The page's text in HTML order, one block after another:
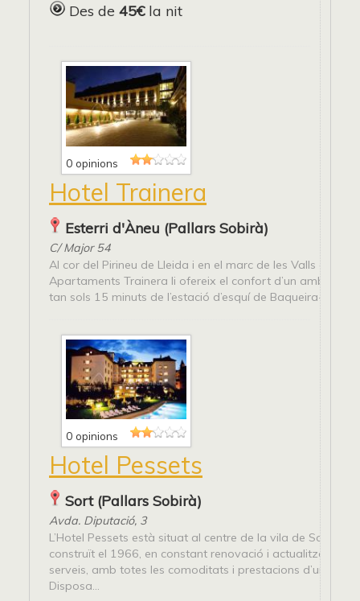
Des de 45€la nit
0 opinions
Hotel Trainera
Esterri d'Àneu (Pallars Sobirà)
C/ Major 54
Al cor del Pirineu de Lleida i en el marc de les Valls d’Àneu,
Apartaments Trainera li ofereix el confort d’un ambient
tan sols 15 minuts de l’estació d’esquí de Baqueira-Beret
0 opinions
Hotel Pessets
Sort (Pallars Sobirà)
Avda. Diputació, 3
L’Hotel Pessets està situat al centre de la vila de Sort, en
construït el 1966, en constant renovació i actualització
serveis, amb totes les comoditats i prestacions d’un gran
Disposa...